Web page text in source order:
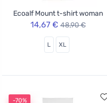
Ecoalf Mount t-shirt woman
14,67 € 48,90 €
L XL
-70%